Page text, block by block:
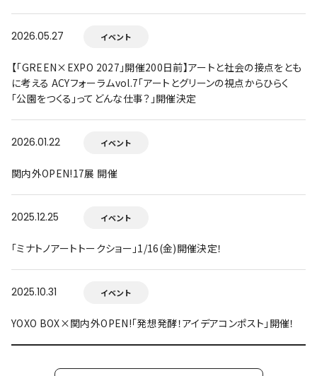
2026.05.27 イベント
【「GREEN×EXPO 2027」開催200日前】アートと社会の接点をとも
に考える ACYフォーラムvol.7「アートとグリーンの視点からひらく
「公園をつくる」ってどんな仕事？」開催決定
2026.01.22 イベント
関内外OPEN!17展 開催
2025.12.25 イベント
「ミナトノアートトークショー」1/16(金)開催決定！
2025.10.31 イベント
YOXO BOX×関内外OPEN!「発想発酵！アイデアコンポスト」開催！